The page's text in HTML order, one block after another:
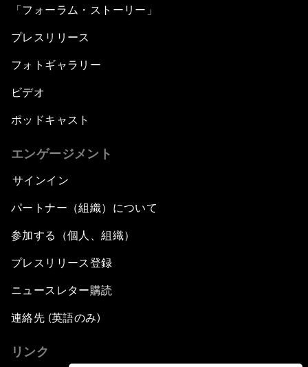
「フォーラム・ストーリー」
プレスリリース
フォトギャラリー
ビデオ
ポッドキャスト
エンゲージメント
サインイン
パートナー（組織）について
参加する（個人、組織）
プレスリリース登録
ニュースレター購読
連絡先 (英語のみ)
リンク